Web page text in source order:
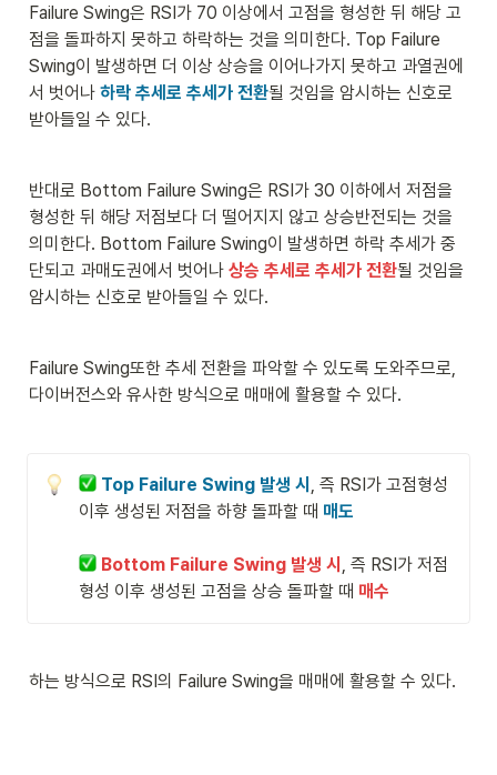
Failure Swing은 RSI가 70 이상에서 고점을 형성한 뒤 해당 고
점을 돌파하지 못하고 하락하는 것을 의미한다. Top Failure
Swing이 발생하면 더 이상 상승을 이어나가지 못하고 과열권에
서 벗어나 하락 추세로 추세가 전환될 것임을 암시하는 신호로
받아들일 수 있다.
반대로 Bottom Failure Swing은 RSI가 30 이하에서 저점을
형성한 뒤 해당 저점보다 더 떨어지지 않고 상승반전되는 것을
의미한다. Bottom Failure Swing이 발생하면 하락 추세가 중
단되고 과매도권에서 벗어나 상승 추세로 추세가 전환될 것임을
암시하는 신호로 받아들일 수 있다.
Failure Swing또한 추세 전환을 파악할 수 있도록 도와주므로,
다이버전스와 유사한 방식으로 매매에 활용할 수 있다.
Top Failure Swing 발생 시
, 즉 RSI가 고점형성
이후 생성된 저점을 하향 돌파할 때 매도
Bottom Failure Swing 발생 시
, 즉 RSI가 저점
형성 이후 생성된 고점을 상승 돌파할 때 매수
하는 방식으로 RSI의 Failure Swing을 매매에 활용할 수 있다.